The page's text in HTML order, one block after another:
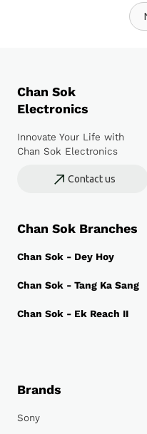
Chan Sok
Electronics
Innovate Your Life with
Chan Sok Electronics
Contact us
Chan Sok Branches
Chan Sok - Dey Hoy
Chan Sok - Tang Ka Sang
Chan Sok - Ek Reach II
Brands
Sony